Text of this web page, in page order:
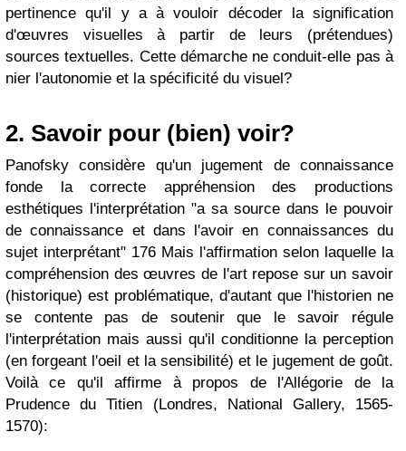
pertinence qu'il y a à vouloir décoder la signification
d'œuvres visuelles à partir de leurs (prétendues)
sources textuelles. Cette démarche ne conduit-elle pas à
nier l'autonomie et la spécificité du visuel?
2. Savoir pour (bien) voir?
Panofsky considère qu'un jugement de connaissance
fonde la correcte appréhension des productions
esthétiques l'interprétation "a sa source dans le pouvoir
de connaissance et dans l'avoir en connaissances du
sujet interprétant" 176 Mais l'affirmation selon laquelle la
compréhension des œuvres de l'art repose sur un savoir
(historique) est problématique, d'autant que l'historien ne
se contente pas de soutenir que le savoir régule
l'interprétation mais aussi qu'il conditionne la perception
(en forgeant l'oeil et la sensibilité) et le jugement de goût.
Voilà ce qu'il affirme à propos de l'Allégorie de la
Prudence du Titien (Londres, National Gallery, 1565-
1570):